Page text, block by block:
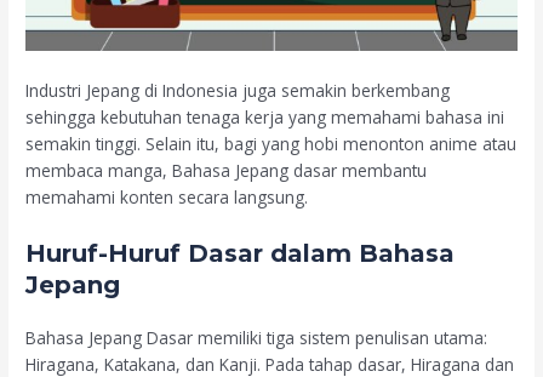
Industri Jepang di Indonesia juga semakin berkembang
sehingga kebutuhan tenaga kerja yang memahami bahasa ini
semakin tinggi. Selain itu, bagi yang hobi menonton anime atau
membaca manga, Bahasa Jepang dasar membantu
memahami konten secara langsung.
Huruf-Huruf Dasar dalam Bahasa
Jepang
Bahasa Jepang Dasar memiliki tiga sistem penulisan utama:
Hiragana, Katakana, dan Kanji. Pada tahap dasar, Hiragana dan